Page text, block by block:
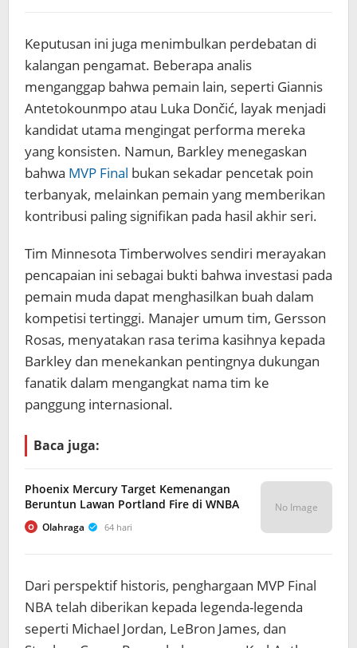
Keputusan ini juga menimbulkan perdebatan di
kalangan pengamat. Beberapa analis
menganggap bahwa pemain lain, seperti Giannis
Antetokounmpo atau Luka Dončić, layak menjadi
kandidat utama mengingat performa mereka
yang konsisten. Namun, Barkley menegaskan
bahwa MVP Final bukan sekadar pencetak poin
terbanyak, melainkan pemain yang memberikan
kontribusi paling signifikan pada hasil akhir seri.
Tim Minnesota Timberwolves sendiri merayakan
pencapaian ini sebagai bukti bahwa investasi pada
pemain muda dapat menghasilkan buah dalam
kompetisi tertinggi. Manajer umum tim, Gersson
Rosas, menyatakan rasa terima kasihnya kepada
Barkley dan menekankan pentingnya dukungan
fanatik dalam mengangkat nama tim ke
panggung internasional.
Baca juga:
Phoenix Mercury Target Kemenangan
Beruntun Lawan Portland Fire di WNBA
O Olahraga 64 hari
No Image
Dari perspektif historis, penghargaan MVP Final
NBA telah diberikan kepada legenda-legenda
seperti Michael Jordan, LeBron James, dan